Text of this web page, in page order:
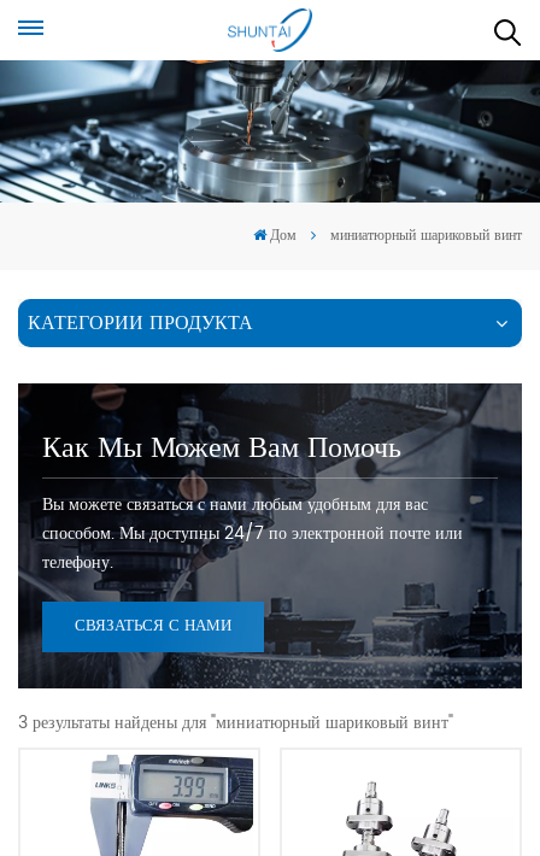
Дом миниатюрный шариковый винт
КАТЕГОРИИ ПРОДУКТА
Как Мы Можем Вам Помочь
Вы можете связаться с нами любым удобным для вас
способом. Мы доступны 24/7 по электронной почте или
телефону.
СВЯЗАТЬСЯ С НАМИ
3 результаты найдены для "миниатюрный шариковый винт"